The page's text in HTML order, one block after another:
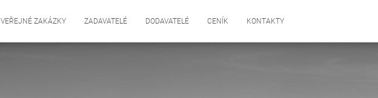
VEŘEJNÉ ZAKÁZKY ZADAVATELÉ DODAVATELÉ CENÍK KONTAKTY